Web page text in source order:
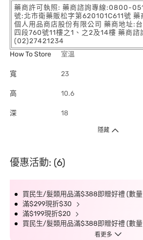
藥商許可執照: 藥商諮詢專線:0800-
號:北市衛藥販松字第620101C611號
個人用品商店股份有限公司 藥商地址:
四段760號11樓之1、之2及14樓 藥商諮
(02)27421234
How To Store
室溫
寬 23
高 10.6
深 18
隱藏
優惠活動: (6)
買民生/髮類用品滿$388即贈好禮 (數
滿$299現折$30
滿$199現折$20
買民生/髮類用品滿$388即贈好禮 (數
看更多